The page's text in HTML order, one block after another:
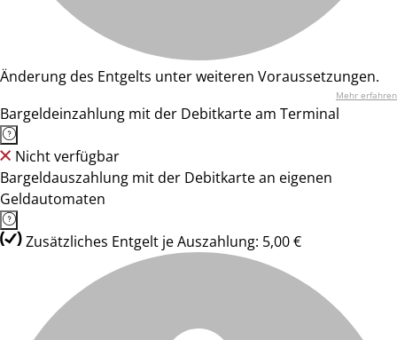
Änderung des Entgelts unter weiteren Voraussetzungen.
Mehr erfahren
Bargeldeinzahlung mit der Debitkarte am Terminal
Nicht verfügbar
Bargeldauszahlung mit der Debitkarte an eigenen
Geldautomaten
Zusätzliches Entgelt je Auszahlung: 5,00 €